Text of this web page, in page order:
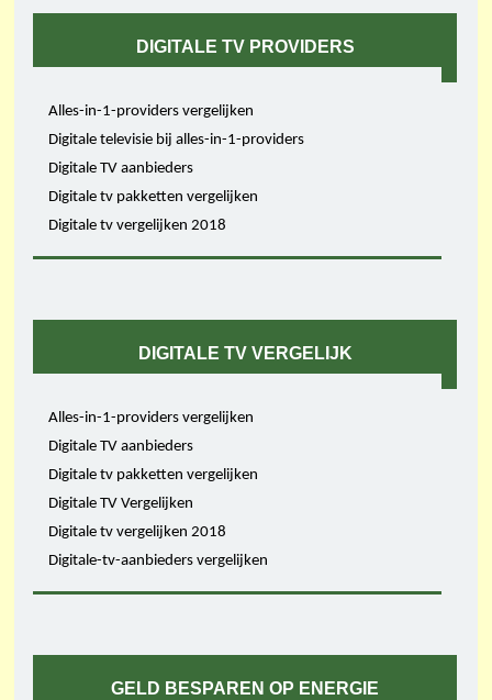
DIGITALE TV PROVIDERS
Alles-in-1-providers vergelijken
Digitale televisie bij alles-in-1-providers
Digitale TV aanbieders
Digitale tv pakketten vergelijken
Digitale tv vergelijken 2018
DIGITALE TV VERGELIJK
Alles-in-1-providers vergelijken
Digitale TV aanbieders
Digitale tv pakketten vergelijken
Digitale TV Vergelijken
Digitale tv vergelijken 2018
Digitale-tv-aanbieders vergelijken
GELD BESPAREN OP ENERGIE